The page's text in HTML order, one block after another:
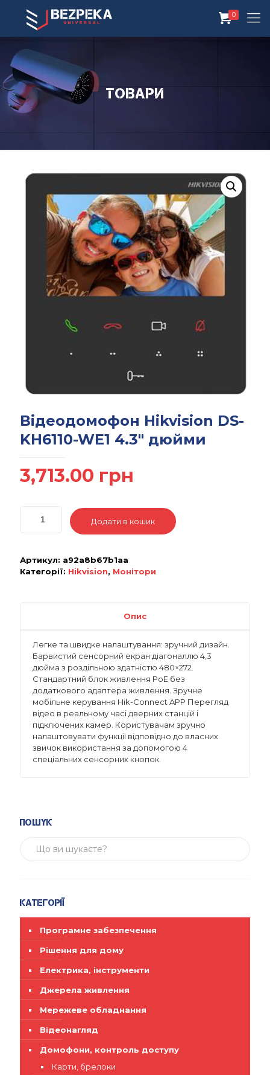
0
Товари
Відеодомофон Hikvision DS-
KH6110-WE1 4.3″ дюйми
3,713.00 грн
Додати в кошик
Артикул: a92a8b67b1aa
Категорії: Hikvision, Монітори
Опис
Легке та швидке налаштування: зручний дизайн.
Барвистий сенсорний екран діагоналлю 4,3
дюйма з роздільною здатністю 480×272.
Стандартний блок живлення PoE без
додаткового адаптера живлення. Зручне
мобільне керування Hik-Connect APP Перегляд
відео в реальному часі дверних станцій і
підключених камер. Користувачам зручно
налаштовувати функції відповідно до власних
звичок використання за допомогою 4
спеціальних сенсорних кнопок.
Пошук
Категорії
Програмне забезпечення
Рішення для дому
Електрика, інструменти
Джерела живлення
Мережеве обладнання
Відеонагляд
Домофони, контроль доступу
Карти, брелоки